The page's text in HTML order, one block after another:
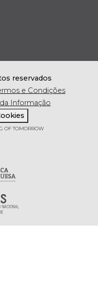
reservados
e Condições
Informação
OF TOMORROW